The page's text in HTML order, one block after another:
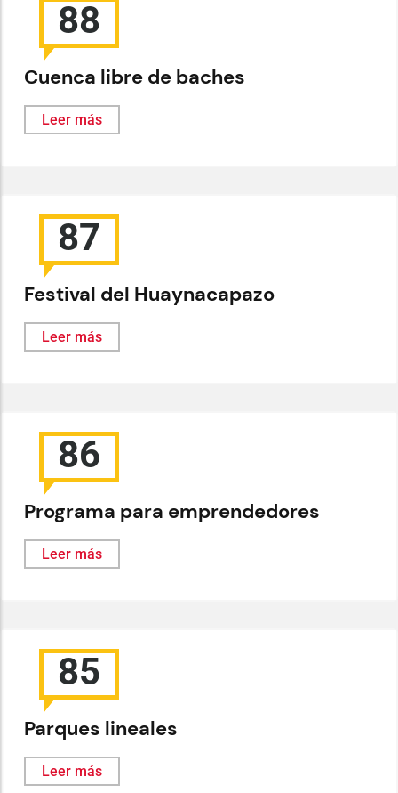
88
Cuenca libre de baches
Leer más
87
Festival del Huaynacapazo
Leer más
86
Programa para emprendedores
Leer más
85
Parques lineales
Leer más